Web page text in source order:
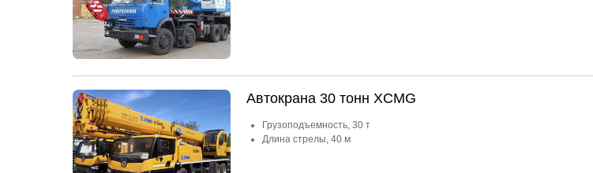
Автокрана 30 тонн XCMG
Грузоподъемность, 30 т
Длина стрелы, 40 м